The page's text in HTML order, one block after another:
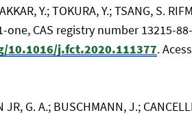
Y.; TOKURA, Y.; TSANG, S.
CAS registry number 13215-
10.1016/j.fct.2020.111377.
G. A.; BUSCHMANN, J.;